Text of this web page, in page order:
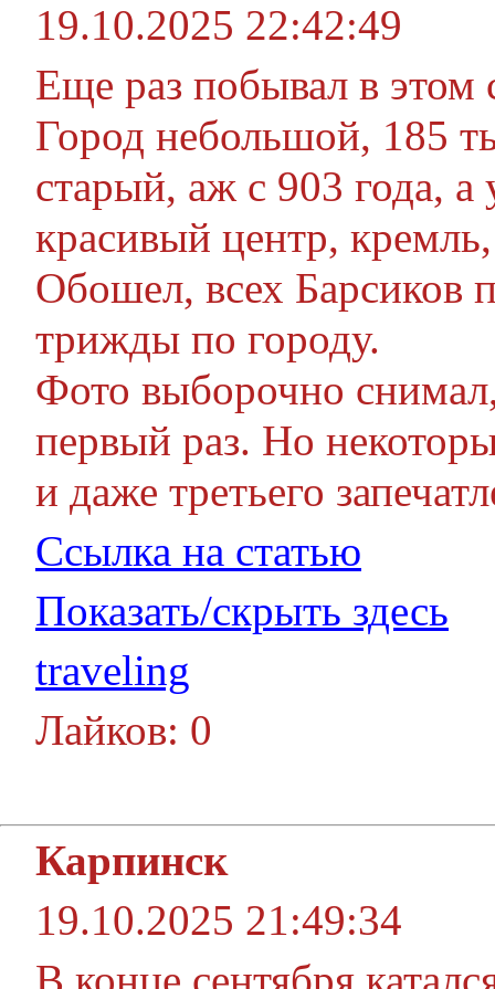
19.10.2025 22:42:49
Еще раз побывал в этом
Город небольшой, 185
старый, аж с 903 года,
красивый центр,
Обошел, всех Барсиков
трижды по городу.
Фото выборочно
первый раз. Но
и даже третьего
Ссылка на статью
Показать/скрыть здесь
traveling
Лайков: 0
Карпинск
19.10.2025 21:49:34